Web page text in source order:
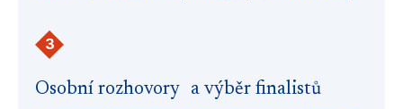
3
Osobní rozhovory a výběr finalistů